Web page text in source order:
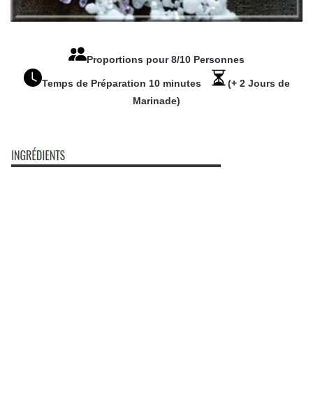
Proportions pour 8/10 Personnes
Temps de Préparation 10 minutes
(+ 2 Jours de
Marinade)